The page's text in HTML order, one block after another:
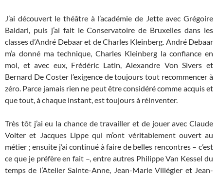
J’ai découvert le théâtre à l’académie de Jette avec Grégoire
Baldari, puis j’ai fait le Conservatoire de Bruxelles dans les
classes d’André Debaar et de Charles Kleinberg. André Debaar
m’a donné ma technique, Charles Kleinberg la confiance en
moi, et avec eux, Frédéric Latin, Alexandre Von Sivers et
Bernard De Coster l’exigence de toujours tout recommencer à
zéro. Parce jamais rien ne peut être considéré comme acquis et
que tout, à chaque instant, est toujours à réinventer.
Très tôt j’ai eu la chance de travailler et de jouer avec Claude
Volter et Jacques Lippe qui m’ont véritablement ouvert au
métier ; ensuite j’ai continué à faire de belles rencontres – c’est
ce que je préfère en fait –, entre autres Philippe Van Kessel du
temps de l’Atelier Sainte-Anne, Jean-Marie Villégier et Jean-